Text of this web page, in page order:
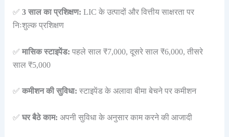
✅ 3 साल का प्रशिक्षण: LIC के उत्पादों और वित्तीय साक्षरता पर
निःशुल्क प्रशिक्षण
✅ मासिक स्टाइपेंड: पहले साल ₹7,000, दूसरे साल ₹6,000, तीसरे
साल ₹5,000
✅ कमीशन की सुविधा: स्टाइपेंड के अलावा बीमा बेचने पर कमीशन
✅ घर बैठे काम: अपनी सुविधा के अनुसार काम करने की आजादी